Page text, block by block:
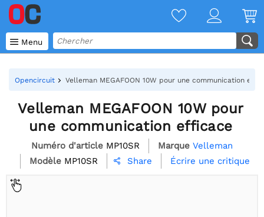
 Menu
Opencircuit Velleman MEGAFOON 10W pour une communication
Velleman MEGAFOON 10W pour
une communication efficace
Numéro d'article MP10SR Marque Velleman
Modèle MP10SR  Share Écrire une critique